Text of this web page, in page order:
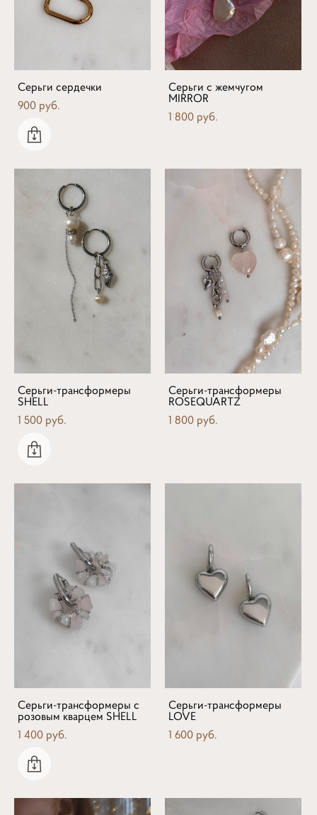
Серьги сердечки
900 pуб.
Серьги с жемчугом
MIRROR
1 800 pуб.
Серьги-трансформеры
SHELL
1 500 pуб.
Серьги-трансформеры
ROSEQUARTZ
1 800 pуб.
Серьги-трансформеры с
розовым кварцем SHELL
1 400 pуб.
Серьги-трансформеры
LOVE
1 600 pуб.